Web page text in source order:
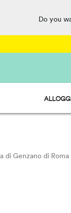
Do you
ALLOGGI
HU
di Genzano di